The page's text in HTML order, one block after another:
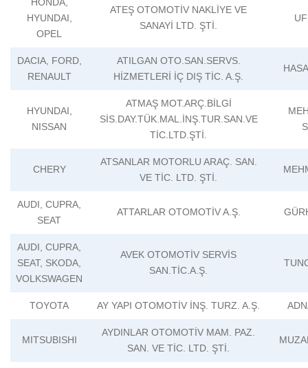
HYUNDAI,
OPEL
ATEŞ OTOMOTİV NAKLİYE VE
SANAYİ LTD. ŞTİ.
DACIA, FORD,
RENAULT
ATILGAN OTO.SAN.SERVS.
HİZMETLERİ İÇ DIŞ TİC. A.Ş.
HYUNDAI,
NISSAN
ATMAŞ MOT.ARÇ.BİLGİ
SİS.DAY.TÜK.MAL.İNŞ.TUR.SAN.VE
TİC.LTD.ŞTİ.
CHERY
ATSANLAR MOTORLU ARAÇ. SAN.
VE TİC. LTD. ŞTİ.
AUDI, CUPRA,
SEAT
ATTARLAR OTOMOTİV A.Ş.
AUDI, CUPRA,
SEAT, SKODA,
VOLKSWAGEN
AVEK OTOMOTİV SERVİS
SAN.TİC.A.Ş.
TOYOTA AY YAPI OTOMOTİV İNŞ. TURZ. A.Ş.
MITSUBISHI
AYDINLAR OTOMOTİV MAM. PAZ.
SAN. VE TİC. LTD. ŞTİ.